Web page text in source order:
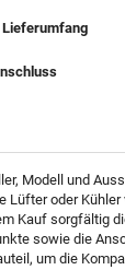
Modell und
Lüfter oder
Kauf sorgfältig
sowie die
um die